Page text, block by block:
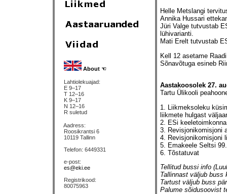
About ☜
Lahtiolekuajad:
E 9–17
T 12–16
K 9–17
N 12–16
R suletud
Aadress:
Roosikrantsi 6
10119 Tallinn
Telefon: 6449331
e-post:
es@eki.ee
Registrikood:
80075963
Helle Metslangi
Annika Hussari
Jüri Valge tutvustab
lühivarianti.
Mati Erelt tutvustab
Kell 12 asetame
Sõnavõtuga esineb
Aastakoosolek 27.
Tartu Ülikooli
1. Liikmeksoleku
liikmete hulgast
2. ESi
3. Revisjonikomisjoni
4. Revisjonikomisjoni
5. Emakeele Seltsi
6. Tõstatuvat
Tellitud bussi info
Tallinnast väljub
Tartust väljub buss
Palume sõidusoovist